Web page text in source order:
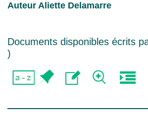
Auteur Aliette Delamarre
Documents disponibles écrits
)